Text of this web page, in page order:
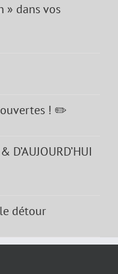
» dans vos
! ✏️
D’AUJOURD’HUI
détour